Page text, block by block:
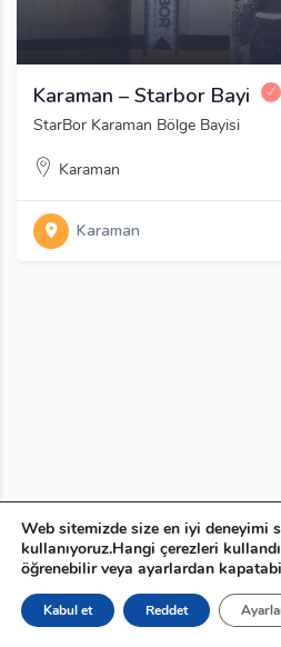
Karaman – Starbor Bayi
StarBor Karaman Bölge Bayisi
Karaman
Karaman
Web sitemizde size en iyi deneyimi
kullanıyoruz.Hangi çerezleri
öğrenebilir veya ayarlardan
Kabul et Reddet